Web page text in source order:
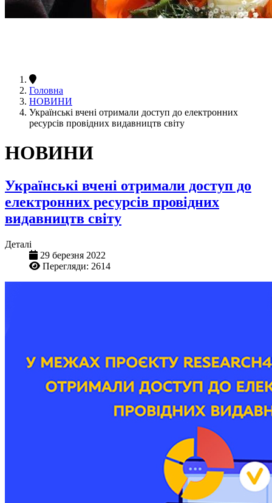
Головна
НОВИНИ
Українські вчені отримали доступ до електронних
ресурсів провідних видавництв світу
НОВИНИ
Українські вчені отримали доступ до
електронних ресурсів провідних
видавництв світу
Деталі
29 березня 2022
Перегляди: 2614